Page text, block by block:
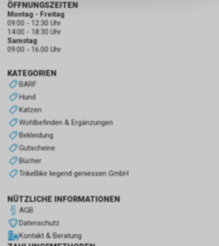
KATEGORIEN
BARF
Hund
Katzen
Wohlbefinden & Ergänzungen
Bekleidung
Gutscheine
Bücher
TrikeBike liegend geniessen GmbH
NÜTZLICHE INFORMATIONEN
AGB
Datenschutz
Kontakt & Beratung
ÖFFNUNGSZEITEN
Montag - Freitag
09:00 - 12:30 Uhr
14:00 - 18:30 Uhr
Samstag
09:00 - 16:00 Uhr